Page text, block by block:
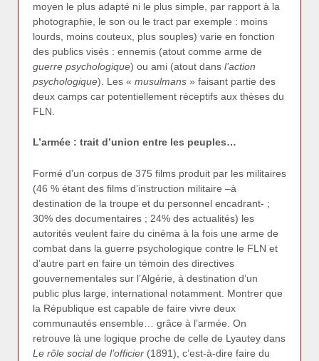
moyen le plus adapté ni le plus simple, par rapport à la
photographie, le son ou le tract par exemple : moins
lourds, moins couteux, plus souples) varie en fonction
des publics visés : ennemis (atout comme arme de
guerre psychologique) ou ami (atout dans l’action
psychologique). Les « musulmans » faisant partie des
deux camps car potentiellement réceptifs aux thèses du
FLN.
L’armée : trait d’union entre les peuples…
Formé d’un corpus de 375 films produit par les militaires
(46 % étant des films d’instruction militaire –à
destination de la troupe et du personnel encadrant- ;
30% des documentaires ; 24% des actualités) les
autorités veulent faire du cinéma à la fois une arme de
combat dans la guerre psychologique contre le FLN et
d’autre part en faire un témoin des directives
gouvernementales sur l’Algérie, à destination d’un
public plus large, international notamment. Montrer que
la République est capable de faire vivre deux
communautés ensemble… grâce à l’armée. On
retrouve là une logique proche de celle de Lyautey dans
Le rôle social de l’officier (1891), c’est-à-dire faire du